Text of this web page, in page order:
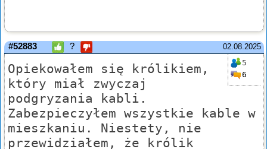
02.08.2025
#52883 ?
5
6
Opiekowałem się królikiem,
który miał zwyczaj
podgryzania kabli.
Zabezpieczyłem wszystkie kable w
mieszkaniu. Niestety, nie
przewidziałem, że królik